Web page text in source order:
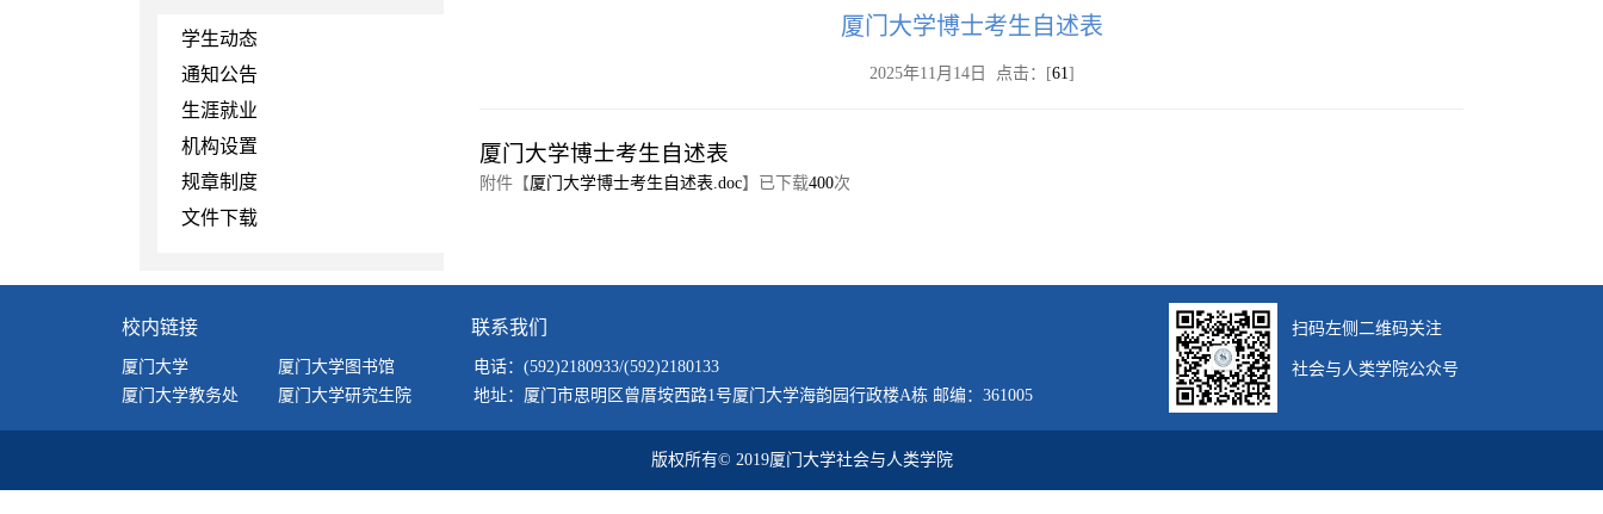
学生动态
通知公告
生涯就业
机构设置
规章制度
文件下载
厦门大学博士考生自述表
2025年11月14日 点击：[61 ]
厦门大学博士考生自述表
附件【厦门大学博士考生自述表.doc】已下载400次
校内链接
厦门大学
厦门大学图书馆
厦门大学教务处
厦门大学研究生院
联系我们
电话：(592)2180933/(592)2180133
地址：厦门市思明区曾厝垵西路1号厦门大学海韵园行政楼A栋 邮编：361005
扫码左侧二维码关注
社会与人类学院公众号
版权所有© 2019厦门大学社会与人类学院